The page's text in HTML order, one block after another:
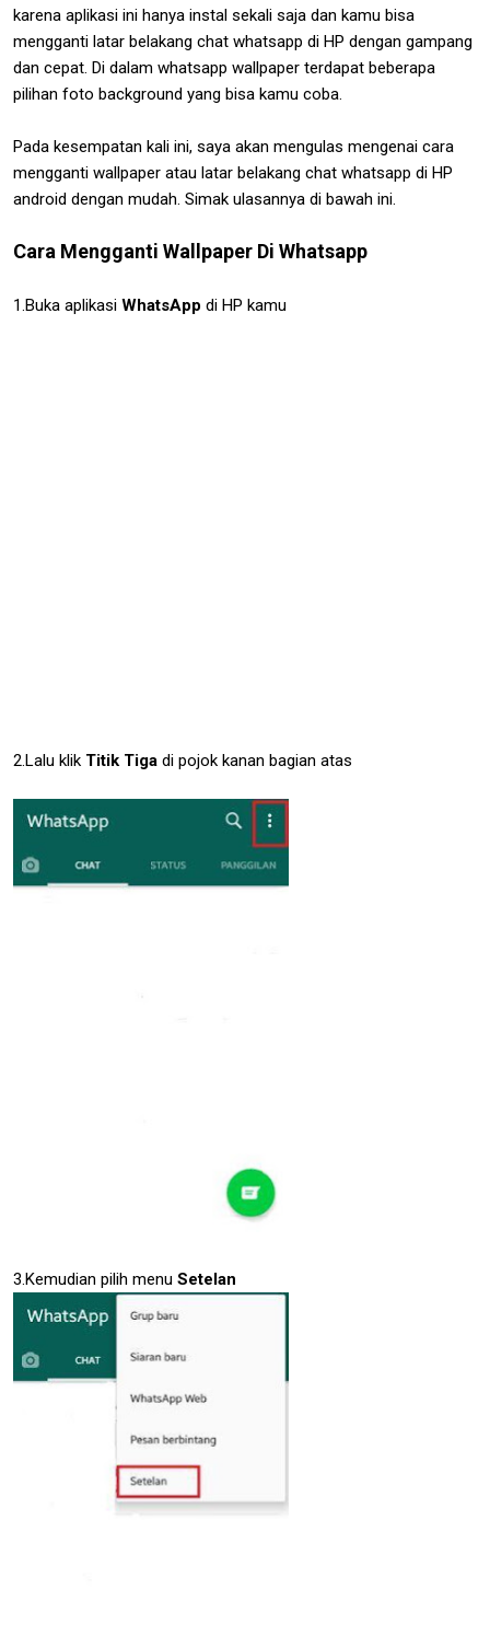
karena aplikasi ini hanya instal sekali saja dan kamu bisa
mengganti latar belakang chat whatsapp di HP dengan gampang
dan cepat. Di dalam whatsapp wallpaper terdapat beberapa
pilihan foto background yang bisa kamu coba.
Pada kesempatan kali ini, saya akan mengulas mengenai cara
mengganti wallpaper atau latar belakang chat whatsapp di HP
android dengan mudah. Simak ulasannya di bawah ini.
Cara Mengganti Wallpaper Di Whatsapp
1.Buka aplikasi WhatsApp di HP kamu
2.Lalu klik Titik Tiga di pojok kanan bagian atas
3.Kemudian pilih menu Setelan